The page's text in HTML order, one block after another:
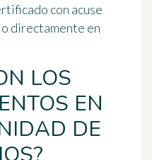
con acuse
directamente en
LOS
EN
DE